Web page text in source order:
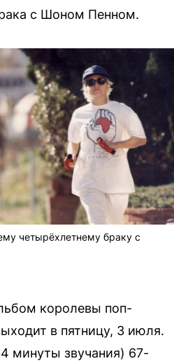
с Шоном Пенном.
четырёхлетнему браку с
королевы поп-
в пятницу, 3 июля.
минуты звучания) 67-